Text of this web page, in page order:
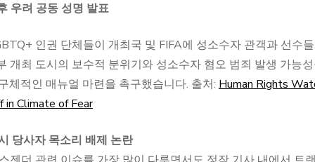
우려 공동 성명 발표
인권 단체들이 개최국 및 FIFA에 성소수자 관객과 선수
개최 도시의 보수적 분위기와 성소수자 혐오 범죄 발생 가능
체적인 매뉴얼 마련을 촉구했습니다. 출처: Human Rights
Climate of Fear
당사자 목소리 배제 논란